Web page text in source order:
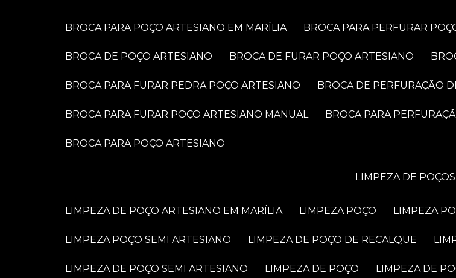
BROCA PARA POÇO ARTESIANO EM MARÍLIA BROCA PARA PERFURAR
BROCA DE POÇO ARTESIANO BROCA DE FURAR POÇO ARTESIANO
BROCA PARA FURAR PEDRA POÇO ARTESIANO BROCA DE PERFURAÇÃO
BROCA PARA FURAR POÇO ARTESIANO MANUAL BROCA PARA
BROCA PARA POÇO ARTESIANO
LIMPEZA DE POÇOS
LIMPEZA DE POÇO ARTESIANO EM MARÍLIA LIMPEZA POÇO LIMPEZA
LIMPEZA POÇO SEMI ARTESIANO LIMPEZA DE POÇO DE RECALQUE
LIMPEZA DE POÇO SEMI ARTESIANO LIMPEZA DE POÇO LIMPEZA DE